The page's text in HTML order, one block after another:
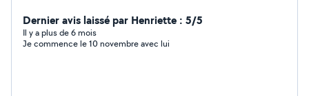
Dernier avis laissé par Henriette : 5/5
Il y a plus de 6 mois
Je commence le 10 novembre avec lui